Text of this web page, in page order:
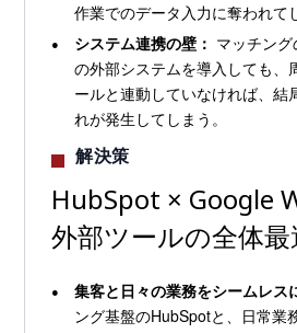
作業でのデータ入力に奪われて
システム連携の壁： マッチン
の外部システムを導入しても、
ールと連動していなければ、結
れが発生してしまう。
解決策
HubSpot × Google
外部ツールの全体
集客と日々の業務をシームレス
ング基盤のHubSpotと、日常業